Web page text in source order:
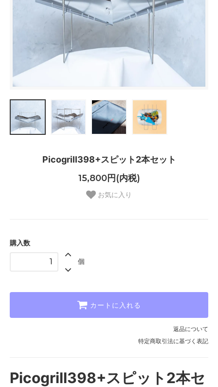
Picogrill398+スピット2本セット
15,800円(内税)
お気に入り
購入数
個
カートに入れる
返品について
特定商取引法に基づく表記
Picogrill398+スピット2本セ